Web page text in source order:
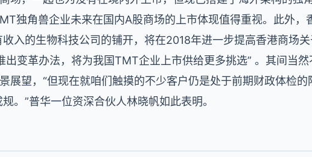
独角兽企业未来在国内A股商场的上市体现值得重视。此外，
入的生物科技公司的铺开，将在2018年进一步提高香港商场
出变革办法，将为我国TMT企业上市供给更多挑选” 。其间当
展望，“但现在就咱们触摸的不少客户仍是处于前期财政体检
。”普华一位资深合伙人林晓帆如此表明。